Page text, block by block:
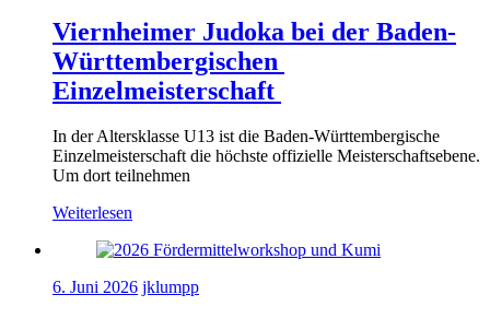
Viernheimer Judoka bei der Baden-
Württembergischen
Einzelmeisterschaft
In der Altersklasse U13 ist die Baden-Württembergische
Einzelmeisterschaft die höchste offizielle Meisterschaftsebene.
Um dort teilnehmen
Weiterlesen
6. Juni 2026 jklumpp